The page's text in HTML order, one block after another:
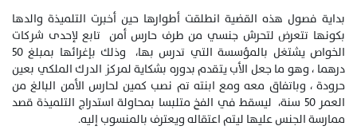
بداية فصول هذه القضية انطلقت أطوارها حين أخبرت التلميذة والدها
بكونها تتعرض لتحرش جنسي من طرف حارس أمن تابع لإحدى شركات
الخواص يشتغل بالمؤسسة التي تدرس بها، وذلك بإغرائها بمبلغ 50
درهما ، وهو ما جعل الأب يتقدم بدوره بشكاية لمركز الدرك الملكي بعين
حرودة ، وباتفاق معه ومع ابنته تم نصب كمين لحارس الأمن البالغ من
العمر 50 سنة، ليسقط في الفخ متلبسا بمحاولة استدراج التلميذة قصد
ممارسة الجنس عليها ليتم اعتقاله ويعترف بالمنسوب إليه.